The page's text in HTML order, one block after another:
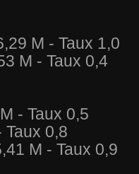
M - Taux 1,0
M - Taux 0,4
- Taux 0,5
Taux 0,8
M - Taux 0,9